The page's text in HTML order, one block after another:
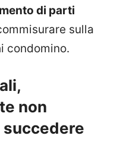
di parti
sulla
condomino.
non
succedere